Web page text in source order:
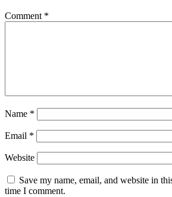
Comment *
Name *
Email *
Website
Save my name, email, and website in
time I comment.